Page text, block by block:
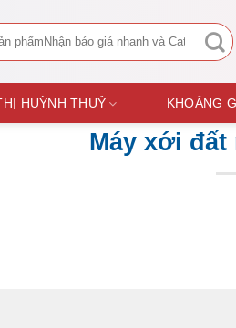
HUỲNH THUỶ KHOẢNG
Máy xới đất